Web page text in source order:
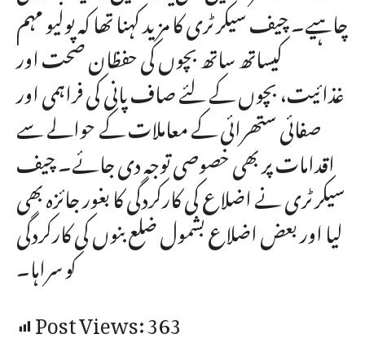
چاہیے۔ چیف سیکرٹری کا مزید کہنا تھا کہ پولیو مہم
کیساتھ ساتھ بچوں کی حفظان صحت اور
غذائیت، بچوں کے لئے صاف پانی کی فراہمی اور
صفائی ستھرائی کے معاملات کے حوالے سے
اقدامات پر بھی خصوصی توجہ دی جائے۔ چیف
سیکرٹری نے اضلاع کی کارکردگی کا بغور جائزہ بھی
لیا اور بعض اضلاع بشمول ضلع بنوں کی کارکردگی
کو سراہا۔
Post Views:363